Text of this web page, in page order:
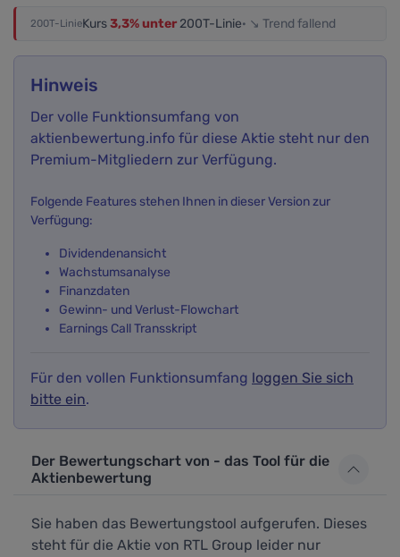
200T-LinieKurs3,3% unter200T-Linie· ↘ Trend fallend
Hinweis
Der volle Funktionsumfang von
aktienbewertung.info für diese Aktie steht nur den
Premium-Mitgliedern zur Verfügung.
Folgende Features stehen Ihnen in dieser Version zur
Verfügung:
Dividendenansicht
Wachstumsanalyse
Finanzdaten
Gewinn- und Verlust-Flowchart
Earnings Call Transskript
Für den vollen Funktionsumfang loggen Sie sich
bitte ein.
Der Bewertungschart von - das Tool für die
Aktienbewertung
Sie haben das Bewertungstool aufgerufen. Dieses
steht für die Aktie von RTL Group leider nur